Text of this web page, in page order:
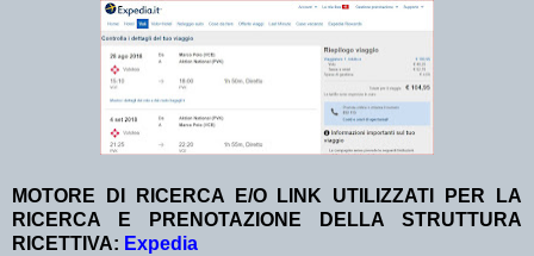
MOTORE DI RICERCA E/O LINK UTILIZZATI PER LA
RICERCA E PRENOTAZIONE DELLA STRUTTURA
RICETTIVA: Expedia